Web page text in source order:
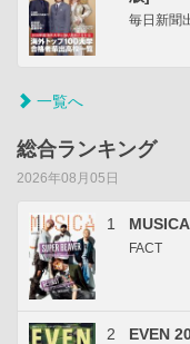
毎日新聞
一覧へ
総合ランキング
2026年08月05日
1
FACT
2 EVEN